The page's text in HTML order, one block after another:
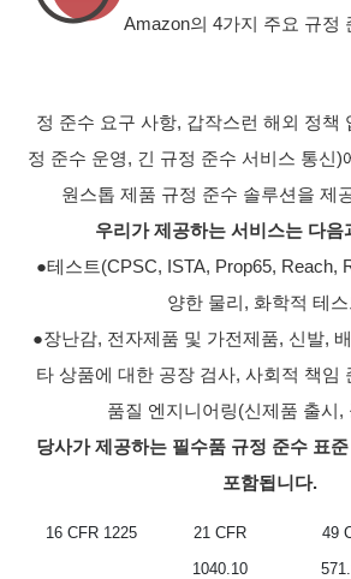
Amazon의 4가지 주요 규정
정 준수 요구 사항, 갑작스런 해외 정책
정 준수 운영, 긴 규정 준수 서비스 통신)
원스톱 제품 규정 준수 솔루션을 제
우리가제공하는 서비스는 다음
●테스트(CPSC, ISTA, Prop65, Reach,
양한 물리, 화학적 테
●장난감, 전자제품 및 가전제품, 신발,
타 상품에 대한 공장 검사, 사회적 책임
품질 엔지니어링(신제품 출시,
당사가 제공하는 필수품 규정 준수 표
포함됩니다.
16 CFR 1225
21 CFR
1040.10
49